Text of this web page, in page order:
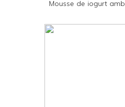
Mousse de iogurt